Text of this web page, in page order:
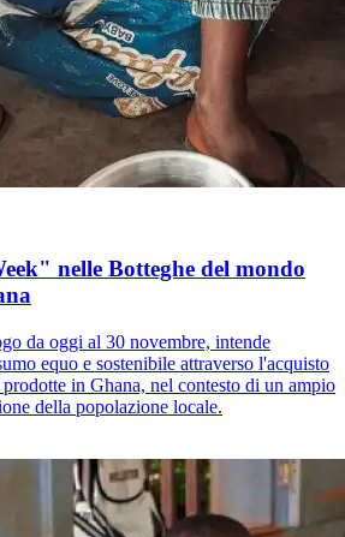
nelle Botteghe del mondo
da oggi al 30 novembre, intende
equo e sostenibile attraverso l'acquisto
in Ghana, nel contesto di un ampio
della popolazione locale.